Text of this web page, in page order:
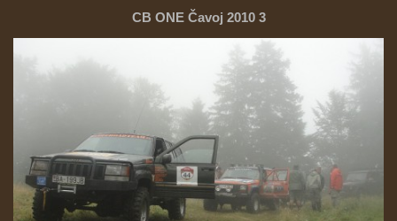
CB ONE Čavoj 2010 3